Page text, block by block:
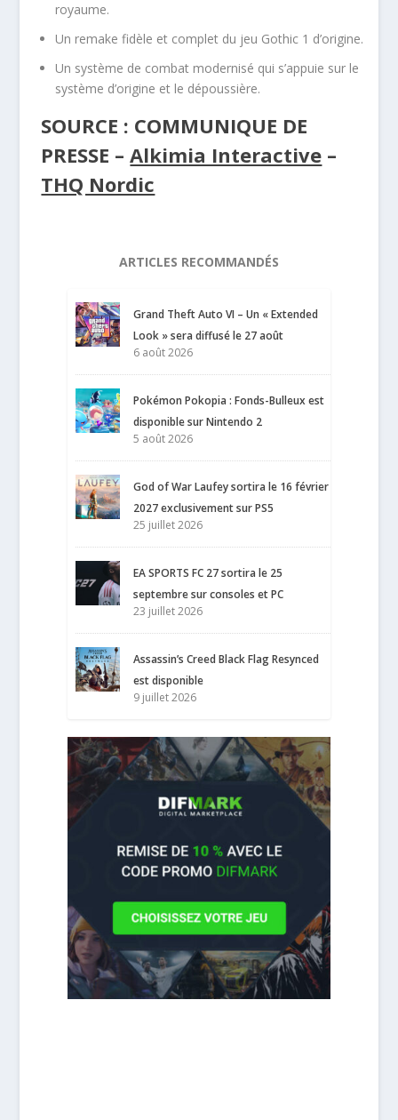
royaume.
Un remake fidèle et complet du jeu Gothic 1 d’origine.
Un système de combat modernisé qui s’appuie sur le
système d’origine et le dépoussière.
SOURCE : COMMUNIQUE DE
PRESSE –Alkimia Interactive –
THQ Nordic
ARTICLES RECOMMANDÉS
Grand Theft Auto VI – Un « Extended
Look » sera diffusé le 27 août
6 août 2026
Pokémon Pokopia : Fonds-Bulleux est
disponible sur Nintendo 2
5 août 2026
God of War Laufey sortira le 16 février
2027 exclusivement sur PS5
25 juillet 2026
EA SPORTS FC 27 sortira le 25
septembre sur consoles et PC
23 juillet 2026
Assassin’s Creed Black Flag Resynced
est disponible
9 juillet 2026